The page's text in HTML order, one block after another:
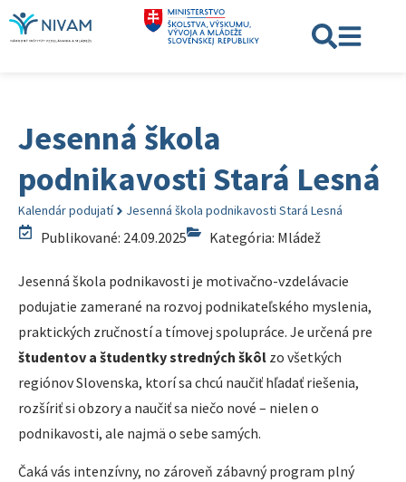
Jesenná škola
podnikavosti Stará Lesná
Kalendár podujatí Jesenná škola podnikavosti Stará Lesná
Publikované: 24.09.2025 Kategória: Mládež
Jesenná škola podnikavosti je motivačno-vzdelávacie
podujatie zamerané na rozvoj podnikateľského myslenia,
praktických zručností a tímovej spolupráce. Je určená pre
študentov a študentky stredných škôl zo všetkých
regiónov Slovenska, ktorí sa chcú naučiť hľadať riešenia,
rozšíriť si obzory a naučiť sa niečo nové – nielen o
podnikavosti, ale najmä o sebe samých.
Čaká vás intenzívny, no zároveň zábavný program plný